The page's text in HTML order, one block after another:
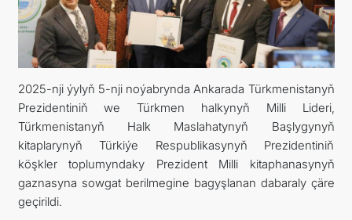
MFA
TOURISM
CONTACT US
2025-nji ýylyň 5-nji noýabrynda Ankarada Türkmenistanyň
Prezidentiniň we Türkmen halkynyň Milli Lideri,
Türkmenistanyň Halk Maslahatynyň Başlygynyň
kitaplarynyň Türkiýe Respublikasynyň Prezidentiniň
köşkler toplumyndaky Prezident Milli kitaphanasynyň
gaznasyna sowgat berilmegine bagyşlanan dabaraly çäre
geçirildi.